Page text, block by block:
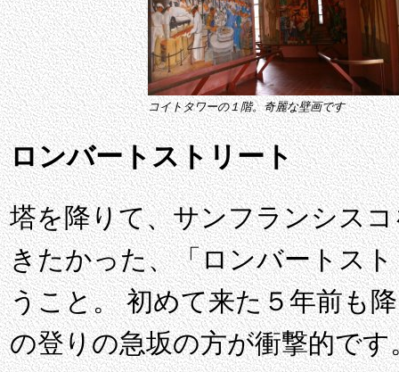
コイトタワーの１階。奇麗な壁画です
ロンバートストリート
塔を降りて、サンフランシス
きたかった、「ロンバートス
うこと。 初めて来た５年前も
の登りの急坂の方が衝撃的です